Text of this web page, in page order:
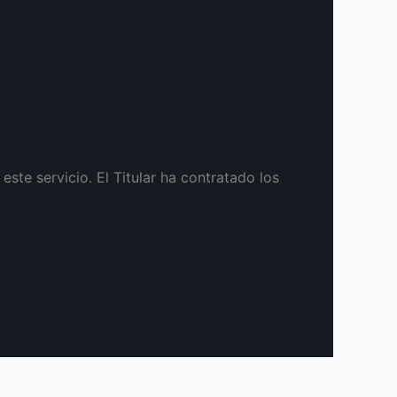
servicio. El Titular ha contratado los